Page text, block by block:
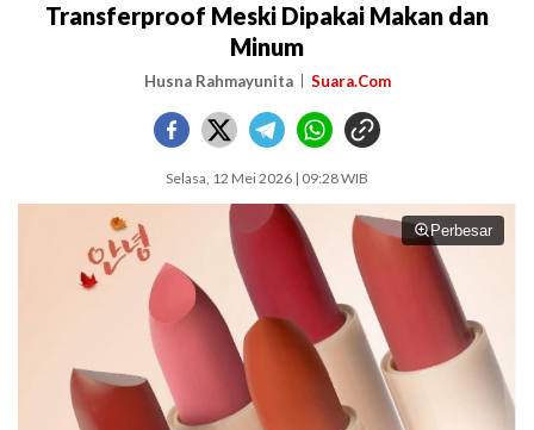
Transferproof Meski Dipakai Makan dan
Minum
Husna Rahmayunita Suara.Com
Selasa, 12 Mei 2026 | 09:28 WIB
Perbesar